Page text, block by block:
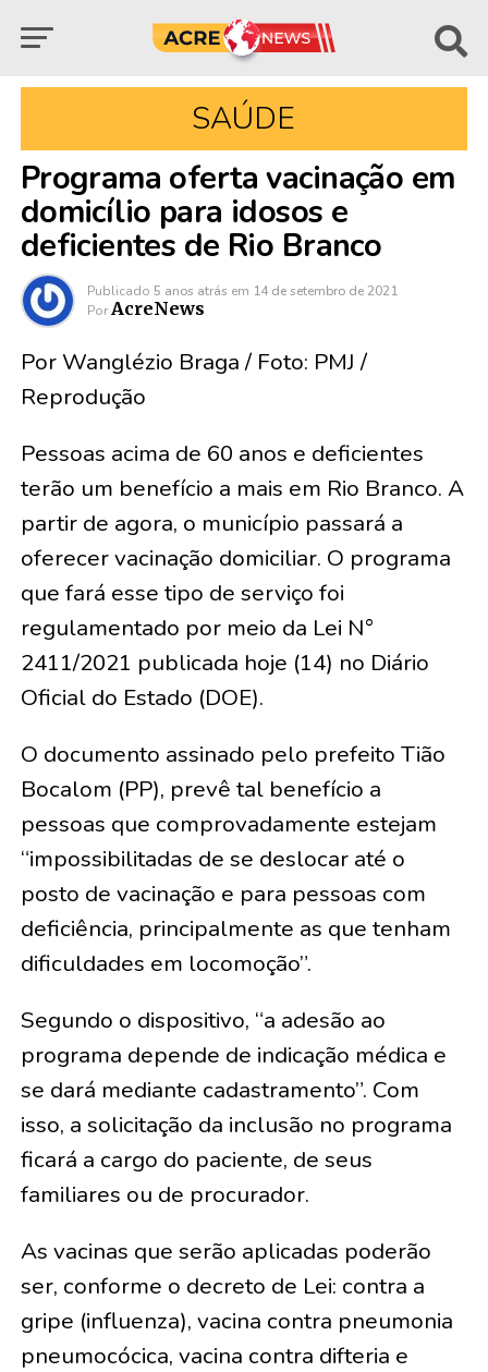
SAÚDE
Programa oferta vacinação em
domicílio para idosos e
deficientes de Rio Branco
Publicado 5 anos atrás em 14 de setembro de 2021
Por AcreNews
Por Wanglézio Braga / Foto: PMJ /
Reprodução
Pessoas acima de 60 anos e deficientes
terão um benefício a mais em Rio Branco. A
partir de agora, o município passará a
oferecer vacinação domiciliar. O programa
que fará esse tipo de serviço foi
regulamentado por meio da Lei N°
2411/2021 publicada hoje (14) no Diário
Oficial do Estado (DOE).
O documento assinado pelo prefeito Tião
Bocalom (PP), prevê tal benefício a
pessoas que comprovadamente estejam
“impossibilitadas de se deslocar até o
posto de vacinação e para pessoas com
deficiência, principalmente as que tenham
dificuldades em locomoção”.
Segundo o dispositivo, “a adesão ao
programa depende de indicação médica e
se dará mediante cadastramento”. Com
isso, a solicitação da inclusão no programa
ficará a cargo do paciente, de seus
familiares ou de procurador.
As vacinas que serão aplicadas poderão
ser, conforme o decreto de Lei: contra a
gripe (influenza), vacina contra pneumonia
pneumocócica, vacina contra difteria e